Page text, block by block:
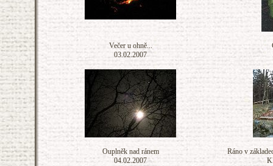
Večer u ohně...
03.02.2007
Ouplněk nad ránem
04.02.2007
Ráno v